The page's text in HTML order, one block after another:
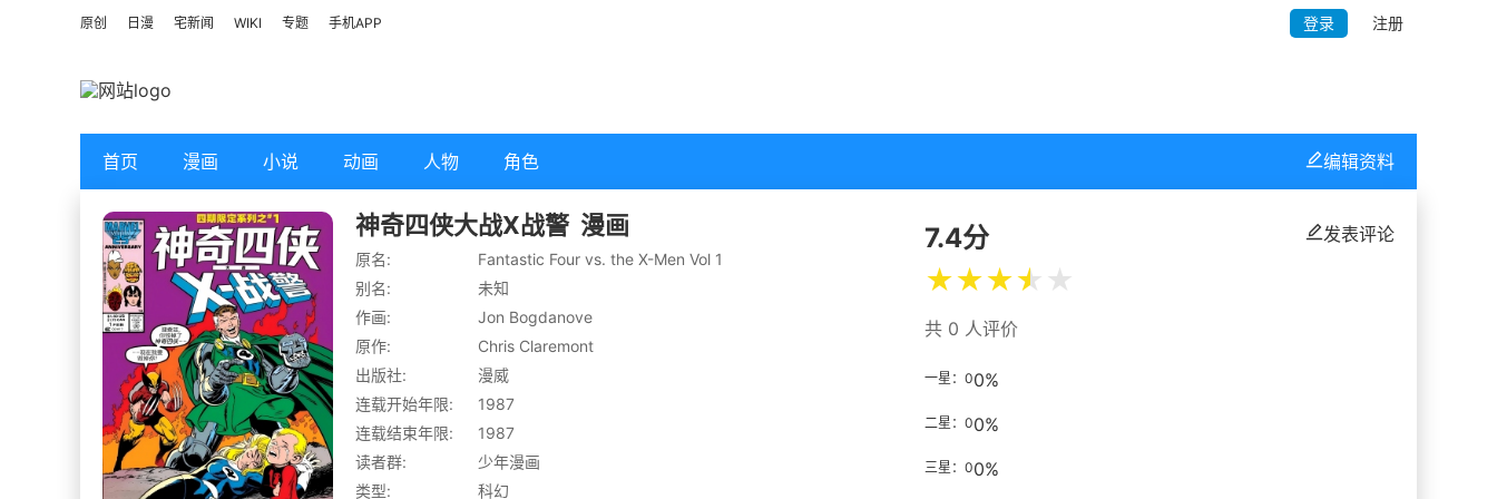
原创 日漫 宅新闻 WIKI 专题 手机APP 登录 注册
首页 漫画 小说 动画 人物 角色
神奇四侠大战X战警 漫画
原名:
Fantastic Four vs. the X-Men Vol 1
别名:
未知
作画:
Jon Bogdanove
原作:
Chris Claremont
出版社:
漫威
连载开始年限:
1987
连载结束年限:
1987
读者群:
少年漫画
类型:
科幻
发表评论
7.4分
★★★★ ★
共 0 人评价
一星：00%
二星：00%
三星：00%
编辑资料